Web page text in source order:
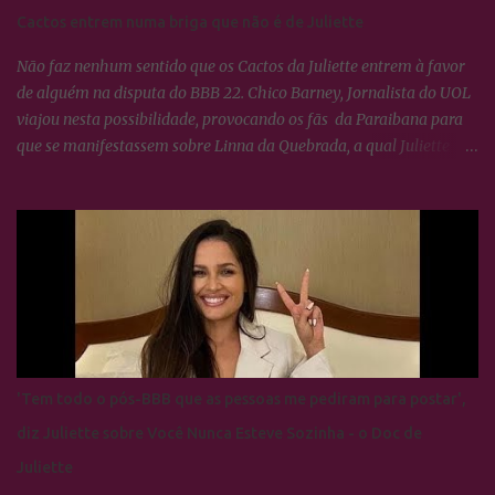
Cactos entrem numa briga que não é de Juliette
Não faz nenhum sentido que os Cactos da Juliette entrem à favor
de alguém na disputa do BBB 22. Chico Barney, Jornalista do UOL
viajou nesta possibilidade, provocando os fãs da Paraibana para
que se manifestassem sobre Linna da Quebrada, a qual Juliette
imediata, ou seja, nada fizeram por nenhum participante até
'Tem todo o pós-BBB que as pessoas me pediram para postar',
diz Juliette sobre Você Nunca Esteve Sozinha - o Doc de
Juliette